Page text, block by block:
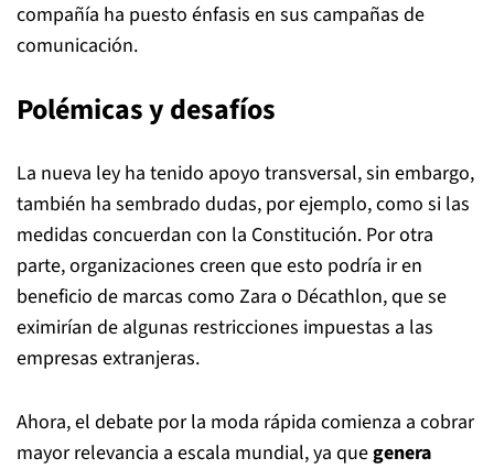
compañía ha puesto énfasis en sus campañas de
comunicación.
Polémicas y desafíos
La nueva ley ha tenido apoyo transversal, sin embargo,
también ha sembrado dudas, por ejemplo, como si las
medidas concuerdan con la Constitución. Por otra
parte, organizaciones creen que esto podría ir en
beneficio de marcas como Zara o Décathlon, que se
eximirían de algunas restricciones impuestas a las
empresas extranjeras.
Ahora, el debate por la moda rápida comienza a cobrar
mayor relevancia a escala mundial, ya quegenera